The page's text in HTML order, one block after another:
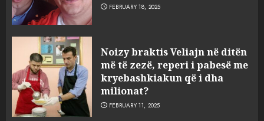
FEBRUARY 18, 2025
Noizy braktis Veliajn në ditën
më të zezë, reperi i pabesë me
kryebashkiakun që i dha
milionat?
FEBRUARY 11, 2025
3
sulmuan “One Albania”,
ngjarja u fsheh. A u vodhën
serverat?
MARCH 25, 2025